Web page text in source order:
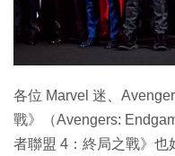
各位 Marvel 迷、
戰》（Avengers:
者聯盟 4：終局之戰》也